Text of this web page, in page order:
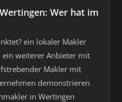
Wer hat im
ein lokaler Makler
weiterer Anbieter mit
Makler mit
demonstrieren
in Wertingen